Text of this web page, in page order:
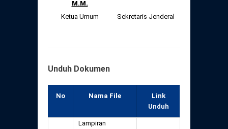
M.M.
Ketua Umum Sekretaris Jenderal
Unduh Dokumen
No Nama File
Link
Unduh
Lampiran